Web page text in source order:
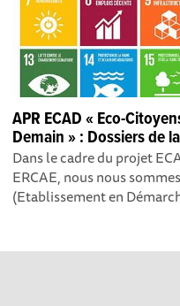
APR ECAD « Eco-
Demain » : Dossiers de
Dans le cadre du projet
ERCAE, nous nous
(Etablissement en